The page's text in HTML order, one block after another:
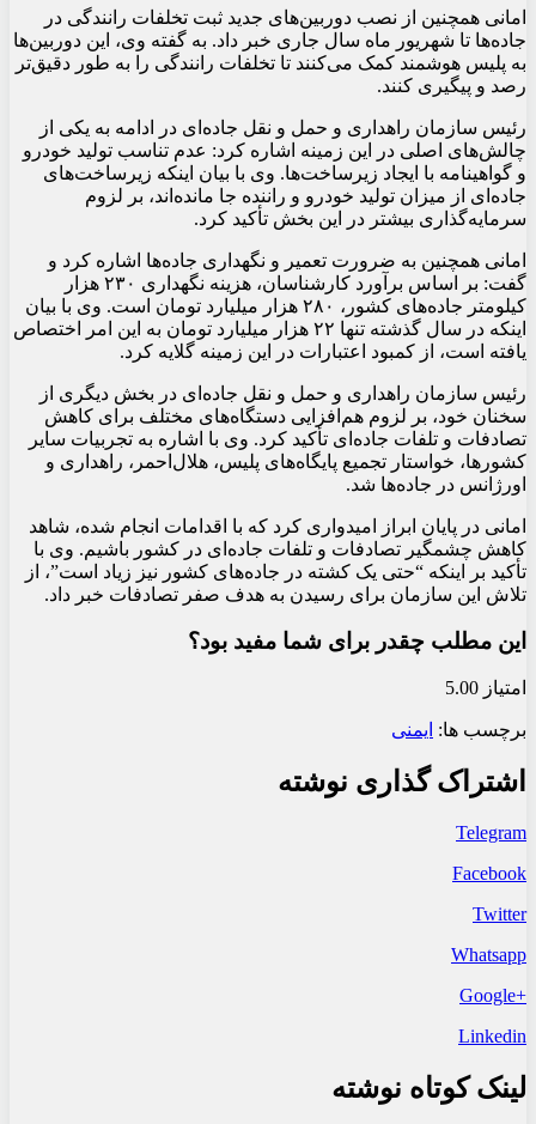
امانی همچنین از نصب دوربین‌های جدید ثبت تخلفات رانندگی در
جاده‌ها تا شهریور ماه سال جاری خبر داد. به گفته وی، این دوربین‌ها
به پلیس هوشمند کمک می‌کنند تا تخلفات رانندگی را به طور دقیق‌تر
رصد و پیگیری کنند.
رئیس سازمان راهداری و حمل و نقل جاده‌ای در ادامه به یکی از
چالش‌های اصلی در این زمینه اشاره کرد: عدم تناسب تولید خودرو
و گواهینامه با ایجاد زیرساخت‌ها. وی با بیان اینکه زیرساخت‌های
جاده‌ای از میزان تولید خودرو و راننده جا مانده‌اند، بر لزوم
سرمایه‌گذاری بیشتر در این بخش تأکید کرد.
امانی همچنین به ضرورت تعمیر و نگهداری جاده‌ها اشاره کرد و
گفت: بر اساس برآورد کارشناسان، هزینه نگهداری ۲۳۰ هزار
کیلومتر جاده‌های کشور، ۲۸۰ هزار میلیارد تومان است. وی با بیان
اینکه در سال گذشته تنها ۲۲ هزار میلیارد تومان به این امر اختصاص
یافته است، از کمبود اعتبارات در این زمینه گلایه کرد.
رئیس سازمان راهداری و حمل و نقل جاده‌ای در بخش دیگری از
سخنان خود، بر لزوم هم‌افزایی دستگاه‌های مختلف برای کاهش
تصادفات و تلفات جاده‌ای تأکید کرد. وی با اشاره به تجربیات سایر
کشورها، خواستار تجمیع پایگاه‌های پلیس، هلال‌احمر، راهداری و
اورژانس در جاده‌ها شد.
امانی در پایان ابراز امیدواری کرد که با اقدامات انجام شده، شاهد
کاهش چشمگیر تصادفات و تلفات جاده‌ای در کشور باشیم. وی با
تأکید بر اینکه “حتی یک کشته در جاده‌های کشور نیز زیاد است”، از
تلاش این سازمان برای رسیدن به هدف صفر تصادفات خبر داد.
این مطلب چقدر برای شما مفید بود؟
امتیاز 5.00
برچسب ها: ایمنی
اشتراک گذاری نوشته
Telegram
Facebook
Twitter
Whatsapp
+Google
Linkedin
لینک کوتاه نوشته